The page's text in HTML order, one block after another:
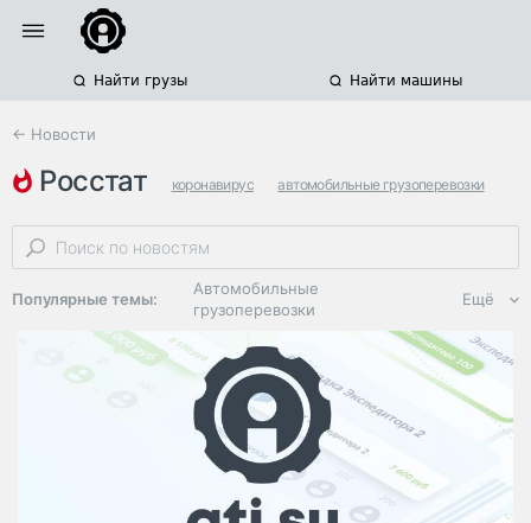
Найти грузы Найти машины
← Новости
росстат коронавирус автомобильные грузоперевозки
объем грузоперевозок
Популярные темы:
Автомобильные
грузоперевозки
Региональная
логистика
ЭДО, ИТ в
логистике
Дороги,
инфраструктура
Ещё